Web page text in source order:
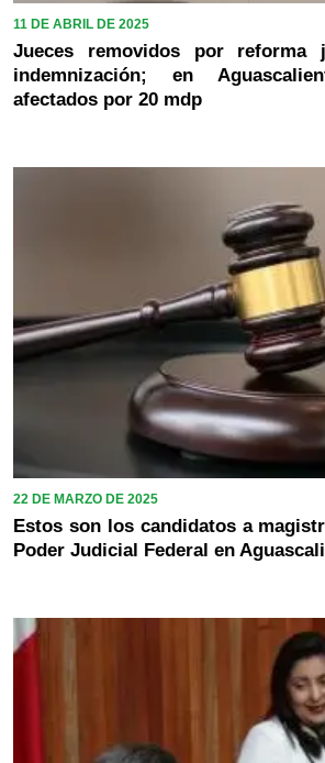
11 DE ABRIL DE 2025
Jueces removidos por reforma
indemnización; en
afectados por 20 mdp
22 DE MARZO DE 2025
Estos son los candidatos a
Poder Judicial Federal en